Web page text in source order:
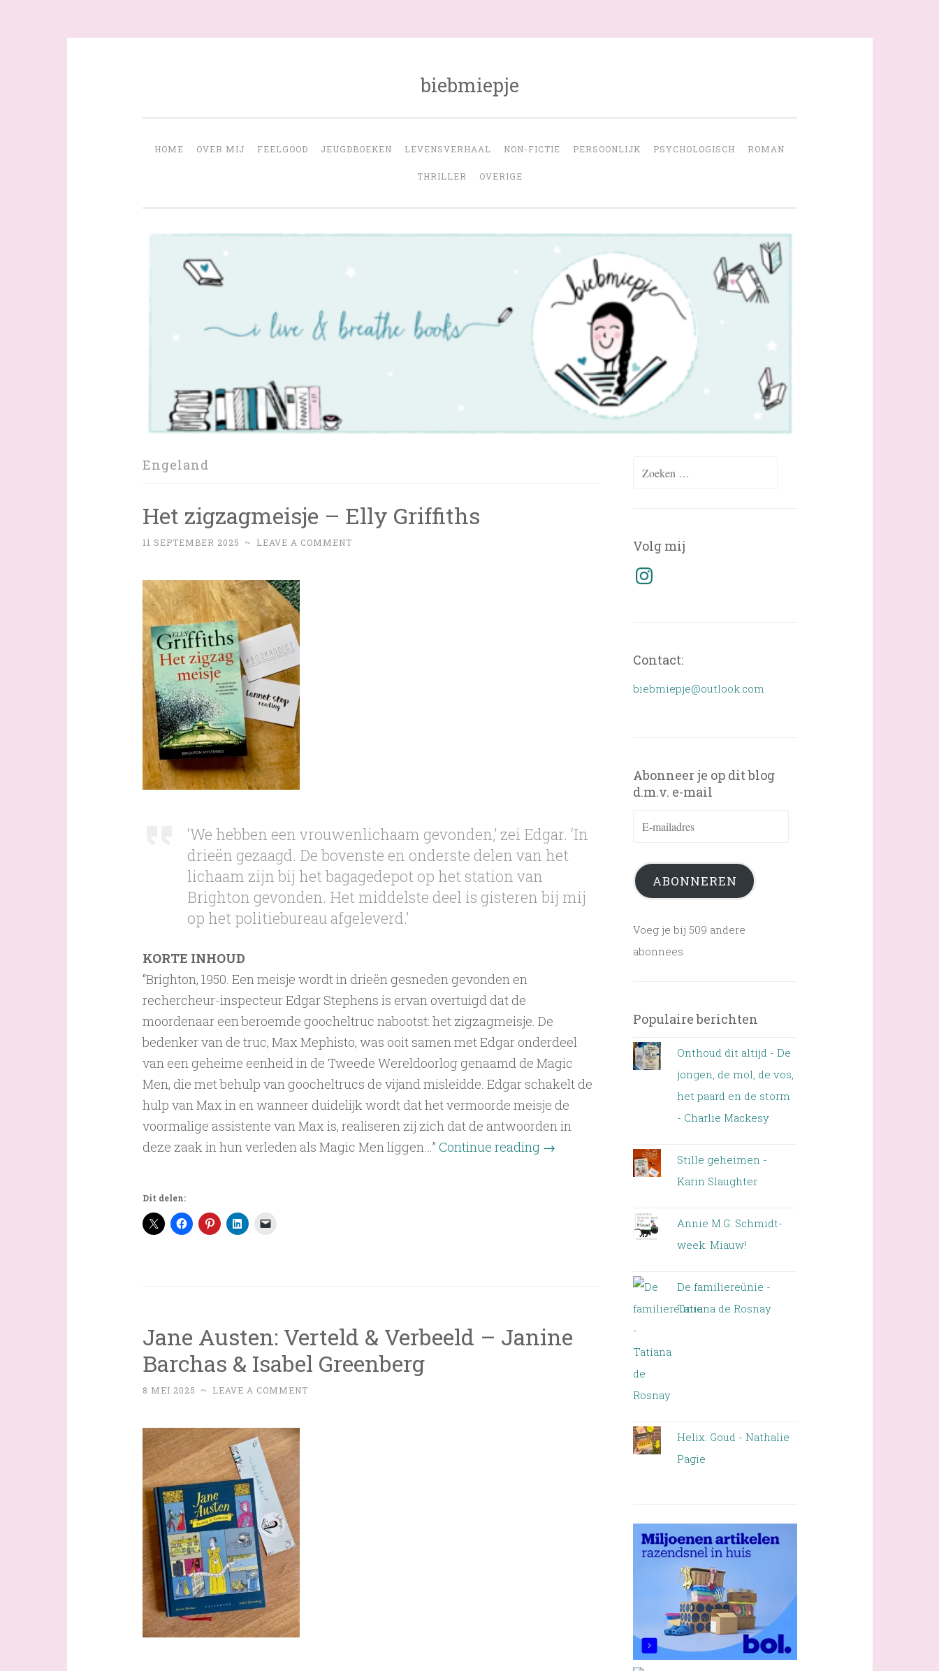
biebmiepje
HOME OVER MIJ FEELGOOD JEUGDBOEKEN LEVENSVERHAAL NON-FICTIE PERSOONLIJK PSYCHOLOGISCH ROMAN
THRILLER OVERIGE
Engeland
Het zigzagmeisje – Elly Griffiths
11 SEPTEMBER 2025 ~ LEAVE A COMMENT
‘We hebben een vrouwenlichaam gevonden,’ zei Edgar. ‘In
drieën gezaagd. De bovenste en onderste delen van het
lichaam zijn bij het bagagedepot op het station van
Brighton gevonden. Het middelste deel is gisteren bij mij
op het politiebureau afgeleverd.’
KORTE INHOUD
“Brighton, 1950. Een meisje wordt in drieën gesneden gevonden en
rechercheur-inspecteur Edgar Stephens is ervan overtuigd dat de
moordenaar een beroemde goocheltruc nabootst: het zigzagmeisje. De
bedenker van de truc, Max Mephisto, was ooit samen met Edgar onderdeel
van een geheime eenheid in de Tweede Wereldoorlog genaamd de Magic
Men, die met behulp van goocheltrucs de vijand misleidde. Edgar schakelt de
hulp van Max in en wanneer duidelijk wordt dat het vermoorde meisje de
voormalige assistente van Max is, realiseren zij zich dat de antwoorden in
deze zaak in hun verleden als Magic Men liggen…” Continue reading →
Dit delen:
Jane Austen: Verteld & Verbeeld – Janine
Barchas & Isabel Greenberg
8 MEI 2025 ~ LEAVE A COMMENT
Zoeken
Volg mij
Instagram
Contact:
biebmiepje@outlook.com
Abonneer je op dit blog
d.m.v. e-mail
ABONNEREN
Voeg je bij 509 andere
abonnees
Populaire berichten
Onthoud dit altijd - De
jongen, de mol, de vos,
het paard en de storm
- Charlie Mackesy
Stille geheimen -
Karin Slaughter
Annie M.G. Schmidt-
week: Miauw!
De familiereünie -
Tatiana de Rosnay
Helix: Goud - Nathalie
Pagie